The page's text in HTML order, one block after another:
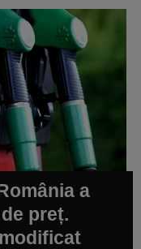
a
preț.